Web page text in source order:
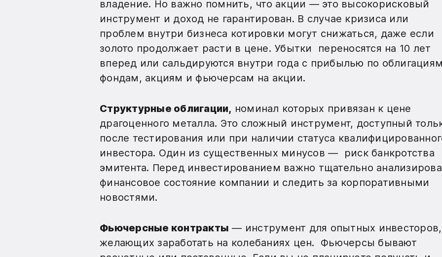
владение. Но важно помнить, что акции — это высокорисковый
инструмент и доход не гарантирован. В случае кризиса или
проблем внутри бизнеса котировки могут снижаться, даже если
золото продолжает расти в цене. Убытки переносятся на 10 лет
вперед или сальдируются внутри года с прибылью по
фондам, акциям и фьючерсам на акции.
Структурные облигации, номинал которых привязан к цене
драгоценного металла. Это сложный инструмент, доступный
после тестирования или при наличии статуса
инвестора. Один из существенных минусов — риск банкротства
эмитента. Перед инвестированием важно тщательно
финансовое состояние компании и следить за корпоративными
новостями.
Фьючерсные контракты — инструмент для опытных инвесторов,
желающих заработать на колебаниях цен. Фьючерсы бывают